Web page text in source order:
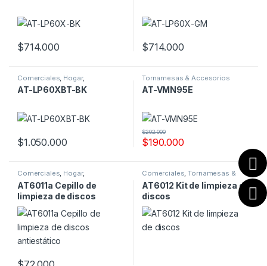
$714.000 $714.000
Comerciales Hogar,
Tornamesas & Accesorios
AT-LP60XBT-BK
$1.050.000
Tornamesas & Accesorios
AT-VMN95E
$190.000
$202.000
Comerciales, Hogar,
Tornamesas & Accesorios
AT6011a Cepillo de
limpieza de discos
antiestático
Comerciales,Tornamesas &
AT6012 Kit de limpieza de
discos